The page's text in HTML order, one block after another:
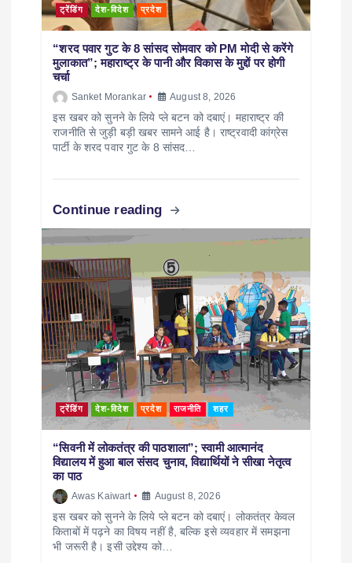
ट्रेंडिंग देश-विदेश प्रदेश
“शरद पवार गुट के 8 सांसद सोमवार को PM मोदी से करेंगे
मुलाकात”; महाराष्ट्र के पानी और विकास के मुद्दों पर होगी
चर्चा
Sanket Morankar August 8, 2026
इस खबर को सुनने के लिये प्ले बटन को दबाएं। महाराष्ट्र की
राजनीति से जुड़ी बड़ी खबर सामने आई है। राष्ट्रवादी कांग्रेस
पार्टी के शरद पवार गुट के 8 सांसद…
Continue reading
ट्रेंडिंग देश-विदेश प्रदेश राजनीति शहर
“सिवनी में लोकतंत्र की पाठशाला”; स्वामी आत्मानंद
विद्यालय में हुआ बाल संसद चुनाव, विद्यार्थियों ने सीखा नेतृत्व
का पाठ
Awas Kaiwart August 8, 2026
इस खबर को सुनने के लिये प्ले बटन को दबाएं। लोकतंत्र केवल
किताबों में पढ़ने का विषय नहीं है, बल्कि इसे व्यवहार में समझना
भी जरूरी है। इसी उद्देश्य को…